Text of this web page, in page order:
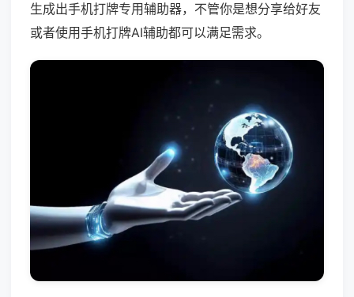
生成出手机打牌专用辅助器，不管你是想分享给好友
或者使用手机打牌AI辅助都可以满足需求。